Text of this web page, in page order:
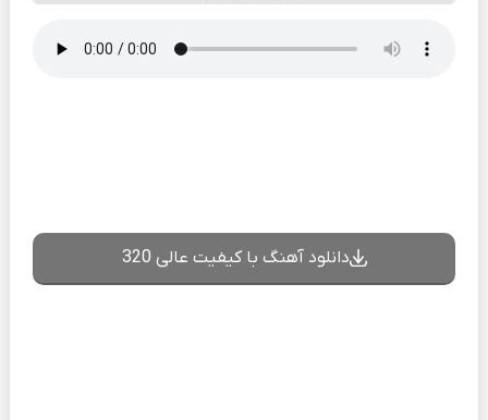
دانلود آهنگ با کیفیت عالی 320